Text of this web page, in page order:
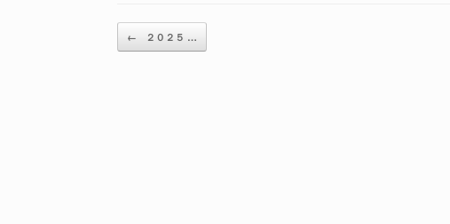
投稿ナビゲーション
← ２０２５ …